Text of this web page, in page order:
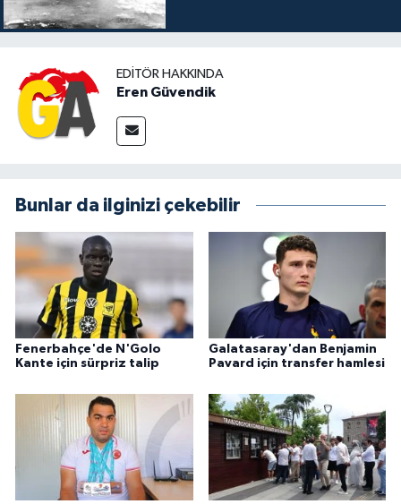
EDITÖR HAKKINDA
Eren Güvendik
Bunlar da ilginizi çekebilir
Fenerbahçe'de N'Golo
Kante için sürpriz talip
Galatasaray'dan Benjamin
Pavard için transfer hamlesi